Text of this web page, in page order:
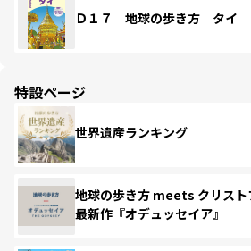
Ｄ１７ 地球の歩き方 タイ
特設ページ
世界遺産ランキング
地球の歩き方 meets クリスト
最新作『オデュッセイア』